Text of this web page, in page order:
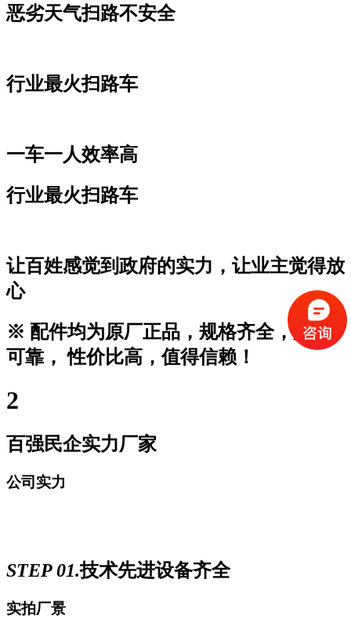
恶劣天气扫路不安全
行业最火扫路车
一车一人效率高
行业最火扫路车
让百姓感觉到政府的实力，让业主觉得放
心
※ 配件均为原厂正品，规格齐全，质量
可靠， 性价比高，值得信赖！
2
百强民企实力厂家
公司实力
STEP 01.技术先进设备齐全
实拍厂景